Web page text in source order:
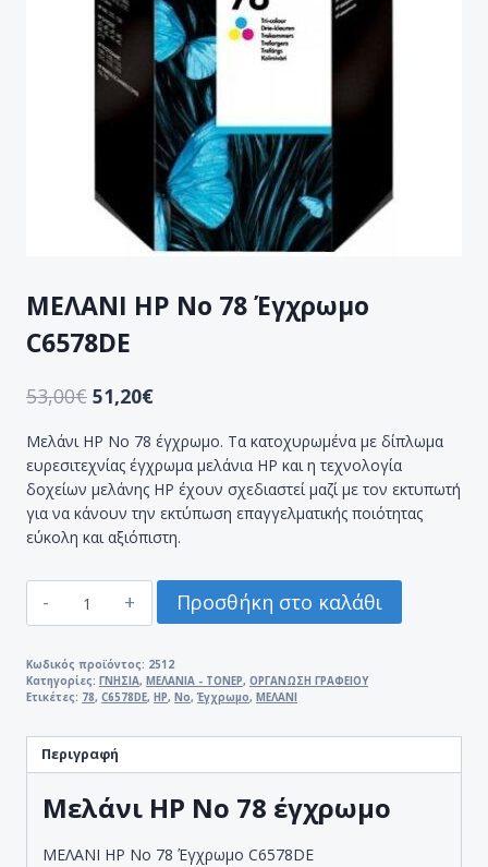
ΜΕΛΑΝΙ HP No 78 Έγχρωμο
C6578DE
53,00€ 51,20€
Μελάνι HP No 78 έγχρωμο. Τα κατοχυρωμένα με δίπλωμα
ευρεσιτεχνίας έγχρωμα μελάνια HP και η τεχνολογία
δοχείων μελάνης HP έχουν σχεδιαστεί μαζί με τον εκτυπωτή
για να κάνουν την εκτύπωση επαγγελματικής ποιότητας
εύκολη και αξιόπιστη.
HP
78
Έγχρωμο
ποσότητα
Προσθήκη στο καλάθι
Κωδικός προϊόντος: 2512
Κατηγορίες: ΓΝΗΣΙΑ, ΜΕΛΑΝΙΑ - ΤΟΝΕΡ, ΟΡΓΑΝΩΣΗ ΓΡΑΦΕΙΟΥ
Ετικέτες: 78, C6578DE, HP, No,Έγχρωμο, ΜΕΛΑΝΙ
Περιγραφή
Μελάνι HP No 78 έγχρωμο
ΜΕΛΑΝΙ HP No 78 Έγχρωμο C6578DE